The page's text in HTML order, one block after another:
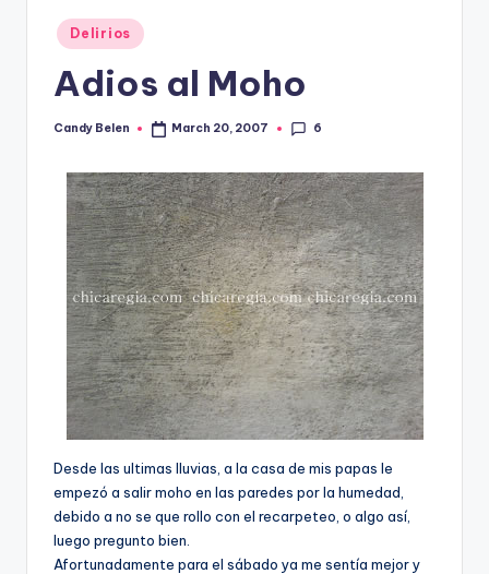
Posted
in
Delirios
Adios al Moho
Posted
Candy Belen March 20, 2007 6
Desde las ultimas lluvias, a la casa de mis papas le
empezó a salir moho en las paredes por la humedad,
debido a no se que rollo con el recarpeteo, o algo así­,
luego pregunto bien.
Afortunadamente para el sábado ya me sentí­a mejor y